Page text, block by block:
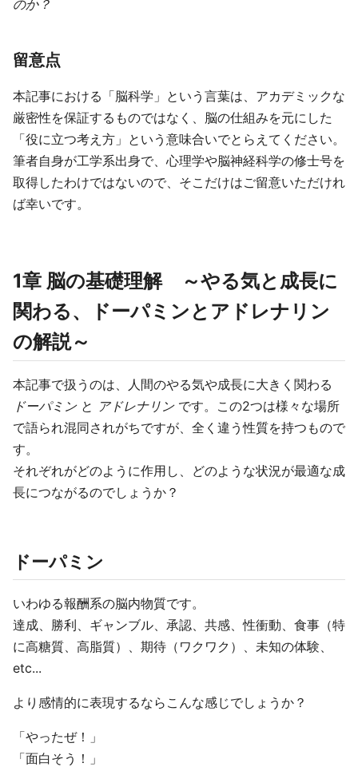
のか？
留意点
本記事における「脳科学」という言葉は、アカデミックな
厳密性を保証するものではなく、脳の仕組みを元にした
「役に立つ考え方」という意味合いでとらえてください。
筆者自身が工学系出身で、心理学や脳神経科学の修士号を
取得したわけではないので、そこだけはご留意いただけれ
ば幸いです。
1章 脳の基礎理解 ～やる気と成長に
関わる、ドーパミンとアドレナリン
の解説～
本記事で扱うのは、人間のやる気や成長に大きく関わる
ドーパミンと アドレナリンです。この2つは様々な場所
で語られ混同されがちですが、全く違う性質を持つもので
す。
それぞれがどのように作用し、どのような状況が最適な成
長につながるのでしょうか？
ドーパミン
いわゆる報酬系の脳内物質です。
達成、勝利、ギャンブル、承認、共感、性衝動、食事（特
に高糖質、高脂質）、期待（ワクワク）、未知の体験、
etc...
より感情的に表現するならこんな感じでしょうか？
「やったぜ！」
「面白そう！」